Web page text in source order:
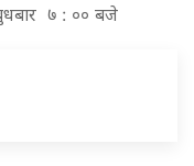
७ : ०० बजे